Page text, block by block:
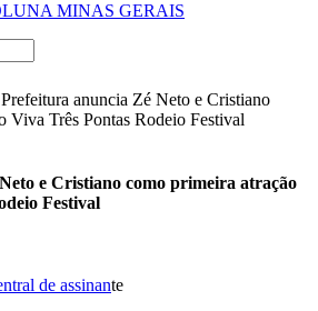
MINAS GERAIS
Prefeitura anuncia Zé Neto e Cristiano
Viva Três Pontas Rodeio Festival
e Cristiano como primeira atração
Festival
de assinante